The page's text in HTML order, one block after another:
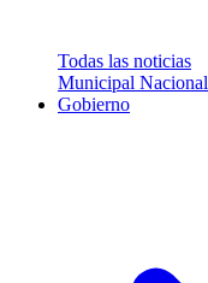
Todas las noticias
Municipal Nacional
Gobierno